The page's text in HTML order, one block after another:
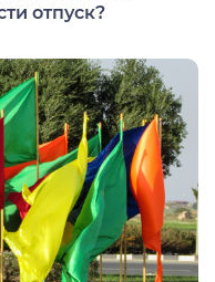
отпуск?